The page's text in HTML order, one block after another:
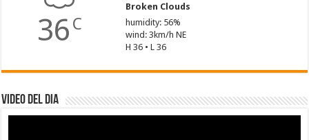
36 C
Broken Clouds
humidity: 56%
wind: 3km/h NE
H 36 • L 36
Video del dia